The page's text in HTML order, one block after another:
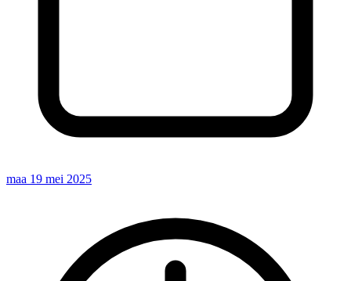
maa 19 mei 2025